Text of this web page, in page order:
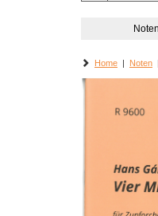
Noten
Home | Noten